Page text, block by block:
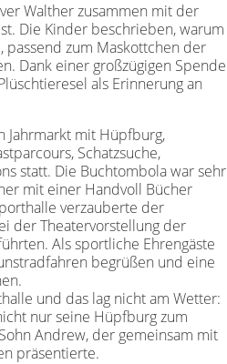
Walther zusammen mit der
Die Kinder beschrieben, warum
passend zum Maskottchen der
Dank einer großzügigen Spende
als Erinnerung an
Jahrmarkt mit Hüpfburg,
Schatzsuche,
statt. Die Buchtombola war sehr
mit einer Handvoll Bücher
verzauberte der
der Theatervorstellung der
Als sportliche Ehrengäste
begrüßen und eine
und das lag nicht am Wetter:
nur seine Hüpfburg zum
Andrew, der gemeinsam mit
präsentierte.